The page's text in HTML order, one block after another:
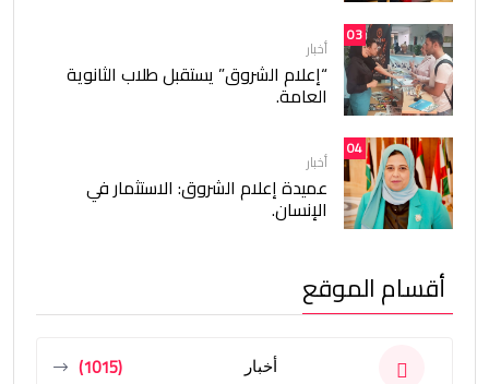
03
أخبار
“إعلام الشروق” يستقبل طلاب الثانوية
العامة.
04
أخبار
عميدة إعلام الشروق: الاستثمار في
الإنسان.
أقسام الموقع
أخبار (1015)